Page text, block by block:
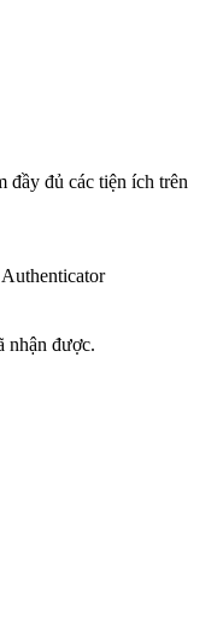
đầy đủ các tiện ích trên
nhận được.